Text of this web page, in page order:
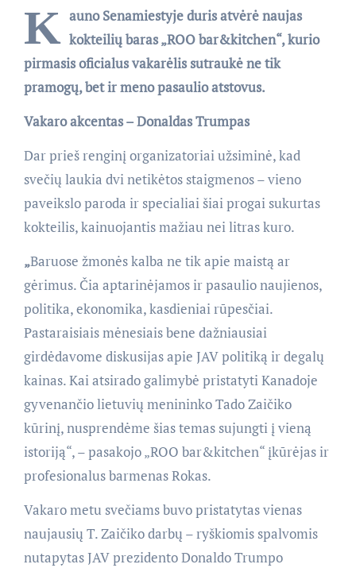
K auno Senamiestyje duris atvėrė naujas
kokteilių baras „ROO bar&kitchen“, kurio
pirmasis oficialus vakarėlis sutraukė ne tik
pramogų, bet ir meno pasaulio atstovus.
Vakaro akcentas – Donaldas Trumpas
Dar prieš renginį organizatoriai užsiminė, kad
svečių laukia dvi netikėtos staigmenos – vieno
paveikslo paroda ir specialiai šiai progai sukurtas
kokteilis, kainuojantis mažiau nei litras kuro.
„Baruose žmonės kalba ne tik apie maistą ar
gėrimus. Čia aptarinėjamos ir pasaulio naujienos,
politika, ekonomika, kasdieniai rūpesčiai.
Pastaraisiais mėnesiais bene dažniausiai
girdėdavome diskusijas apie JAV politiką ir degalų
kainas. Kai atsirado galimybė pristatyti Kanadoje
gyvenančio lietuvių menininko Tado Zaičiko
kūrinį, nusprendėme šias temas sujungti į vieną
istoriją“, – pasakojo „ROO bar&kitchen“ įkūrėjas ir
profesionalus barmenas Rokas.
Vakaro metu svečiams buvo pristatytas vienas
naujausių T. Zaičiko darbų – ryškiomis spalvomis
nutapytas JAV prezidento Donaldo Trumpo